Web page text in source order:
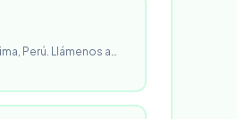
Perú. Llámenos a…